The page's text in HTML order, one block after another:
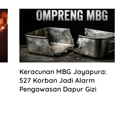
Keracunan MBG Jayapura:
527 Korban Jadi Alarm
Pengawasan Dapur Gizi